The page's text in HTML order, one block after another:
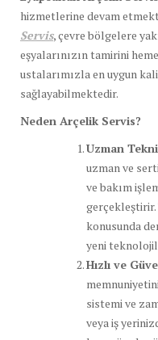
hizmetlerine devam
Servis, çevre bölgelere
eşyalarınızın tamirini
ustalarımızla en uygun
sağlayabilmektedir.
Neden Arçelik Servis?
Uzman
uzman ve
ve bakım
konusunda
yeni
Hızlı ve
sistemi ve
veya iş